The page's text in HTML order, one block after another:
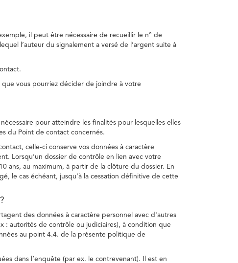
il peut être nécessaire de recueillir le n° de
l’auteur du signalement a versé de l’argent suite à
vous pourriez décider de joindre à votre
pour atteindre les finalités pour lesquelles elles
du Point de contact concernés.
celle-ci conserve vos données à caractère
Lorsqu’un dossier de contrôle en lien avec votre
ans, au maximum, à partir de la clôture du dossier. En
le cas échéant, jusqu’à la cessation définitive de cette
des données à caractère personnel avec d'autres
: autorités de contrôle ou judiciaires), à condition que
au point 4.4. de la présente politique de
dans l’enquête (par ex. le contrevenant). Il est en